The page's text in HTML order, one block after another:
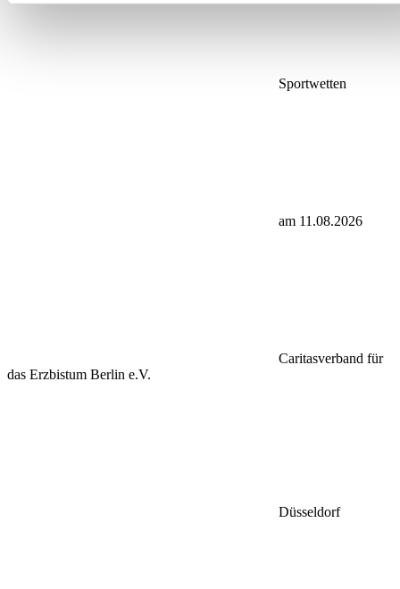
Sportwetten
am 11.08.2026
Caritasverband für
das Erzbistum Berlin e.V.
Düsseldorf